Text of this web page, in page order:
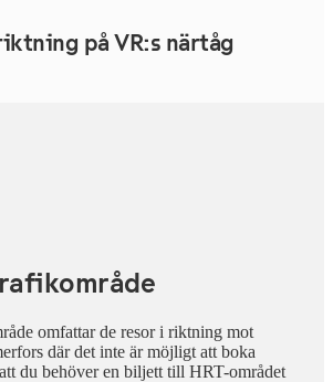
på VR:s närtåg
omfattar de resor i riktning mot
där det inte är möjligt att boka
du behöver en biljett till HRT-området